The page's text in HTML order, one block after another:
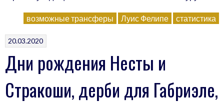
возможные трансферы Луис Фелипе статистика
20.03.2020
Дни рождения Несты и
Стракоши, дерби для Габриэле,